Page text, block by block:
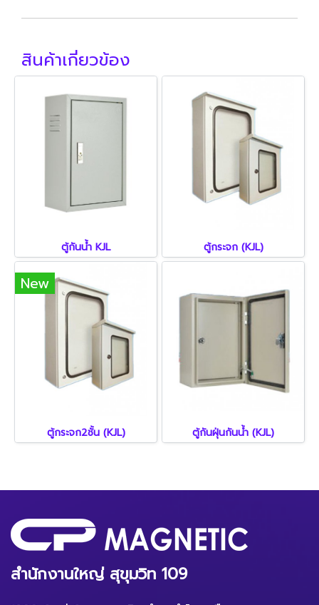
สินค้าเกี่ยวข้อง
ตู้กันน้ำ KJL ตู้กระจก (KJL)
New
ตู้กระจก2ชั้น (KJL) ตู้กันฝุ่นกันน้ำ (KJL)
สำนักงานใหญ่ สุขุมวิท 109